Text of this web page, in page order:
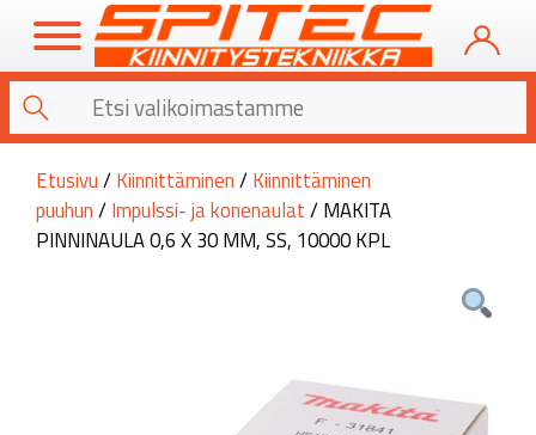
Etusivu / Kiinnittäminen / Kiinnittäminen
puuhun / Impulssi- ja konenaulat / MAKITA
PINNINAULA 0,6 X 30 MM, SS, 10000 KPL